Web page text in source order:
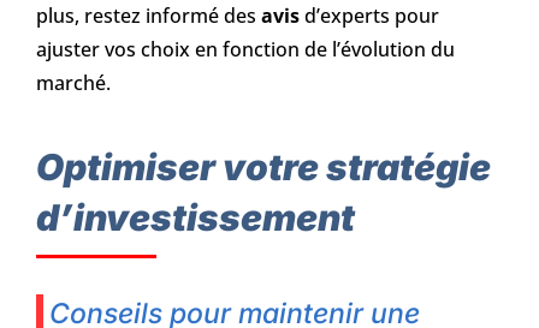
plus, restez informé des avisd’experts pour
ajuster vos choix en fonction de l’évolution du
marché.
Optimiser votre stratégie
d’investissement
Conseils pour maintenir une